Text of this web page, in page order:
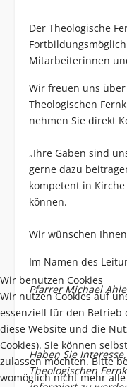
Der Theologische
Mitarbeiterinnen
Wir freuen uns
Theologischen
nehmen Sie direkt
„Ihre Gaben sind
gerne dazu
kompetent in
können.
Wir wünschen
Im Namen des
Pfarrer Michael
Haben Sie
Theologischen
Wir benutzen Cookies
Wir nutzen Cookies auf
essenziell für den Betrieb
diese Website und die
Cookies). Sie können
zulassen möchten. Bitte
womöglich nicht mehr